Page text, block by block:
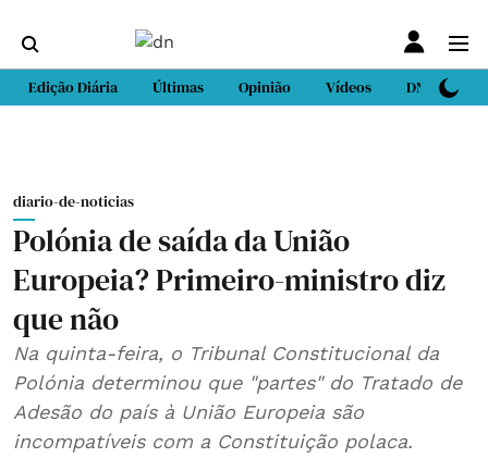
Edição Diária Últimas Opinião Vídeos DN Sport
diario-de-noticias
Polónia de saída da União
Europeia? Primeiro-ministro diz
que não
Na quinta-feira, o Tribunal Constitucional da
Polónia determinou que "partes" do Tratado de
Adesão do país à União Europeia são
incompatíveis com a Constituição polaca.